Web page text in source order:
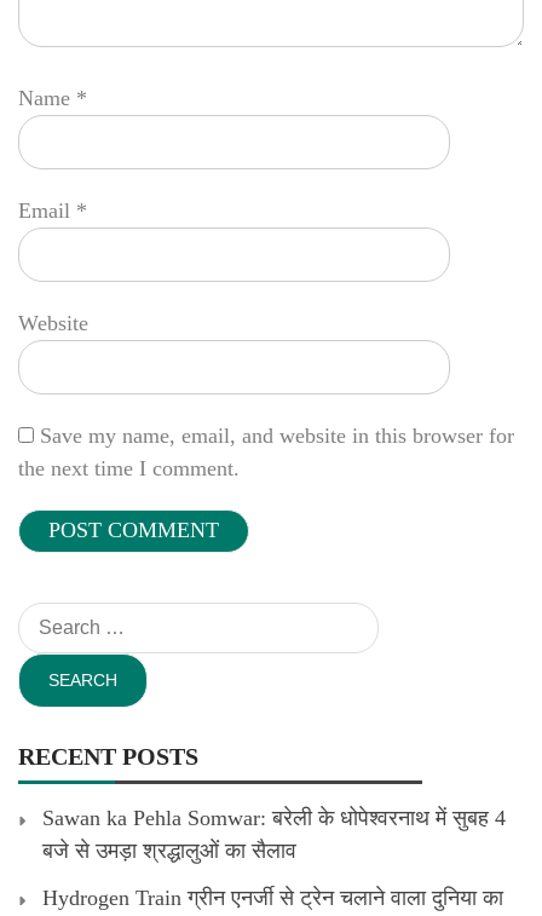
Name *
Email *
Website
Save my name, email, and website in this browser for
the next time I comment.
Search
for:
RECENT POSTS
Sawan ka Pehla Somwar: बरेली के धोपेश्वरनाथ में सुबह 4
बजे से उमड़ा श्रद्धालुओं का सैलाव
Hydrogen Train ग्रीन एनर्जी से ट्रेन चलाने वाला दुनिया का